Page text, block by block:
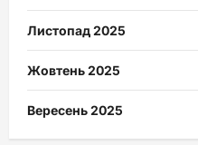
Листопад 2025
Жовтень 2025
Вересень 2025